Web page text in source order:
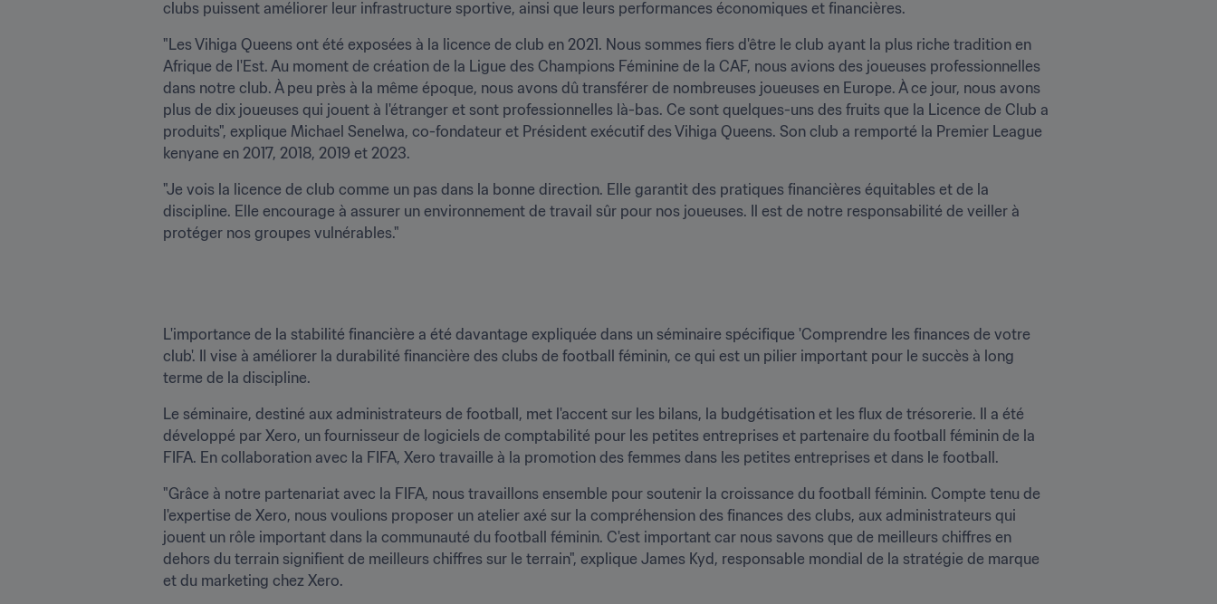
clubs puissent améliorer leur infrastructure sportive, ainsi que leurs performances économiques et financières.
"Les Vihiga Queens ont été exposées à la licence de club en 2021. Nous sommes fiers d'être le club ayant la plus riche tradition en
Afrique de l'Est. Au moment de création de la Ligue des Champions Féminine de la CAF, nous avions des joueuses professionnelles
dans notre club. À peu près à la même époque, nous avons dû transférer de nombreuses joueuses en Europe. À ce jour, nous avons
plus de dix joueuses qui jouent à l'étranger et sont professionnelles là-bas. Ce sont quelques-uns des fruits que la Licence de Club a
produits", explique Michael Senelwa, co-fondateur et Président exécutif des Vihiga Queens. Son club a remporté la Premier League
kenyane en 2017, 2018, 2019 et 2023.
"Je vois la licence de club comme un pas dans la bonne direction. Elle garantit des pratiques financières équitables et de la
discipline. Elle encourage à assurer un environnement de travail sûr pour nos joueuses. Il est de notre responsabilité de veiller à
protéger nos groupes vulnérables."
L'importance de la stabilité financière a été davantage expliquée dans un séminaire spécifique 'Comprendre les finances de votre
club'. Il vise à améliorer la durabilité financière des clubs de football féminin, ce qui est un pilier important pour le succès à long
terme de la discipline.
Le séminaire, destiné aux administrateurs de football, met l'accent sur les bilans, la budgétisation et les flux de trésorerie. Il a été
développé par Xero, un fournisseur de logiciels de comptabilité pour les petites entreprises et partenaire du football féminin de la
FIFA. En collaboration avec la FIFA, Xero travaille à la promotion des femmes dans les petites entreprises et dans le football.
"Grâce à notre partenariat avec la FIFA, nous travaillons ensemble pour soutenir la croissance du football féminin. Compte tenu de
l'expertise de Xero, nous voulions proposer un atelier axé sur la compréhension des finances des clubs, aux administrateurs qui
jouent un rôle important dans la communauté du football féminin. C'est important car nous savons que de meilleurs chiffres en
dehors du terrain signifient de meilleurs chiffres sur le terrain", explique James Kyd, responsable mondial de la stratégie de marque
et du marketing chez Xero.